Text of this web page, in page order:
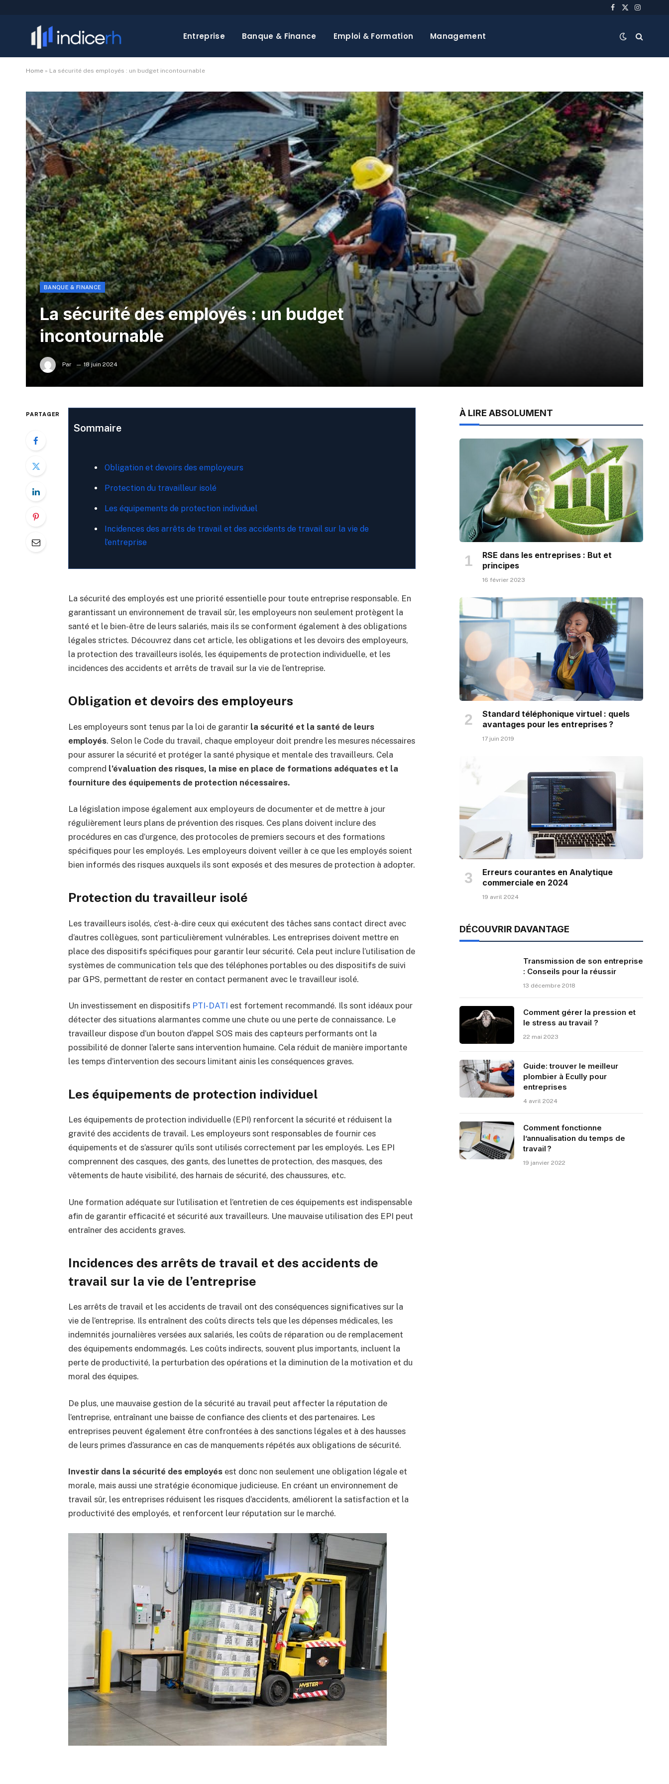
Facebook
X
Entreprise Banque & Finance Emploi & Formation Management
Home » La sécurité des employés : un budget incontournable
BANQUE & FINANCE
La sécurité des employés : un budget
incontournable
Par 18 juin 2024
PARTAGER
Sommaire
Obligation et devoirs des employeurs
Protection du travailleur isolé
Les équipements de protection individuel
Incidences des arrêts de travail et des accidents de travail sur la vie de
l’entreprise
La sécurité des employés est une priorité essentielle pour toute entreprise responsable. En
garantissant un environnement de travail sûr, les employeurs non seulement protègent la
santé et le bien-être de leurs salariés, mais ils se conforment également à des obligations
légales strictes. Découvrez dans cet article, les obligations et les devoirs des employeurs,
la protection des travailleurs isolés, les équipements de protection individuelle, et les
incidences des accidents et arrêts de travail sur la vie de l’entreprise.
Obligation et devoirs des employeurs
Les employeurs sont tenus par la loi de garantir la sécurité et la santé de leurs
employés. Selon le Code du travail, chaque employeur doit prendre les mesures nécessaires
pour assurer la sécurité et protéger la santé physique et mentale des travailleurs. Cela
comprend l’évaluation des risques, la mise en place de formations adéquates et la
fourniture des équipements de protection nécessaires.
La législation impose également aux employeurs de documenter et de mettre à jour
régulièrement leurs plans de prévention des risques. Ces plans doivent inclure des
procédures en cas d’urgence, des protocoles de premiers secours et des formations
spécifiques pour les employés. Les employeurs doivent veiller à ce que les employés soient
bien informés des risques auxquels ils sont exposés et des mesures de protection à adopter.
Protection du travailleur isolé
Les travailleurs isolés, c’est-à-dire ceux qui exécutent des tâches sans contact direct avec
d’autres collègues, sont particulièrement vulnérables. Les entreprises doivent mettre en
place des dispositifs spécifiques pour garantir leur sécurité. Cela peut inclure l’utilisation de
systèmes de communication tels que des téléphones portables ou des dispositifs de suivi
par GPS, permettant de rester en contact permanent avec le travailleur isolé.
Un investissement en dispositifs PTI-DATI est fortement recommandé. Ils sont idéaux pour
détecter des situations alarmantes comme une chute ou une perte de connaissance. Le
travailleur dispose d’un bouton d’appel SOS mais des capteurs performants ont la
possibilité de donner l’alerte sans intervention humaine. Cela réduit de manière importante
les temps d’intervention des secours limitant ainis les conséquences graves.
Les équipements de protection individuel
Les équipements de protection individuelle (EPI) renforcent la sécurité et réduisent la
gravité des accidents de travail. Les employeurs sont responsables de fournir ces
équipements et de s’assurer qu’ils sont utilisés correctement par les employés. Les EPI
comprennent des casques, des gants, des lunettes de protection, des masques, des
vêtements de haute visibilité, des harnais de sécurité, des chaussures, etc.
Une formation adéquate sur l’utilisation et l’entretien de ces équipements est indispensable
afin de garantir efficacité et sécurité aux travailleurs. Une mauvaise utilisation des EPI peut
entraîner des accidents graves.
Incidences des arrêts de travail et des accidents de
travail sur la vie de l’entreprise
Les arrêts de travail et les accidents de travail ont des conséquences significatives sur la
vie de l’entreprise. Ils entraînent des coûts directs tels que les dépenses médicales, les
indemnités journalières versées aux salariés, les coûts de réparation ou de remplacement
des équipements endommagés. Les coûts indirects, souvent plus importants, incluent la
perte de productivité, la perturbation des opérations et la diminution de la motivation et du
moral des équipes.
De plus, une mauvaise gestion de la sécurité au travail peut affecter la réputation de
l’entreprise, entraînant une baisse de confiance des clients et des partenaires. Les
entreprises peuvent également être confrontées à des sanctions légales et à des hausses
de leurs primes d’assurance en cas de manquements répétés aux obligations de sécurité.
Investir dans la sécurité des employésest donc non seulement une obligation légale et
morale, mais aussi une stratégie économique judicieuse. En créant un environnement de
travail sûr, les entreprises réduisent les risques d’accidents, améliorent la satisfaction et la
productivité des employés, et renforcent leur réputation sur le marché.
À LIRE ABSOLUMENT
RSE dans les entreprises : But et
principes
16 février 2023
Standard téléphonique virtuel : quels
avantages pour les entreprises ?
17 juin 2019
Erreurs courantes en Analytique
commerciale en 2024
19 avril 2024
DÉCOUVRIR DAVANTAGE
Transmission de son entreprise
: Conseils pour la réussir
13 décembre 2018
Comment gérer la pression et
le stress au travail ?
22 mai 2023
Guide: trouver le meilleur
plombier à Ecully pour
entreprises
4 avril 2024
Comment fonctionne
l’annualisation du temps de
travail ?
19 janvier 2022